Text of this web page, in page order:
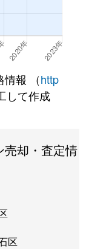
幌)
幌)
幌)
幌)
報 （http
して作成
売却・査定情
区